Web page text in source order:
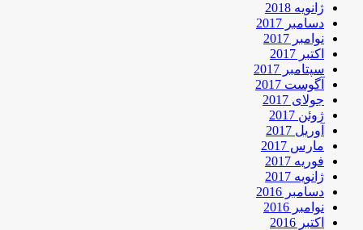
ژانویه 2018
دسامبر 2017
نوامبر 2017
اکتبر 2017
سپتامبر 2017
آگوست 2017
جولای 2017
ژوئن 2017
آوریل 2017
مارس 2017
فوریه 2017
ژانویه 2017
دسامبر 2016
نوامبر 2016
اکتبر 2016